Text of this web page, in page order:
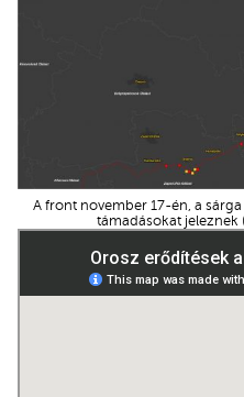
A front november 17-én, a
támadásokat jeleznek